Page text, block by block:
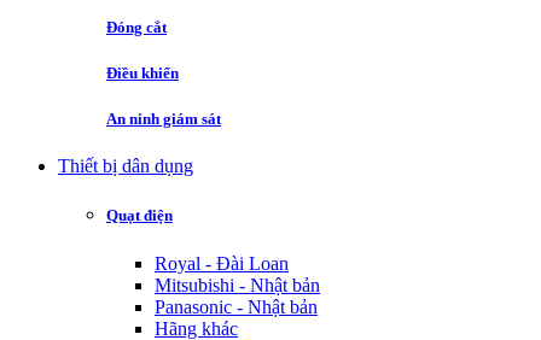
Đóng cắt
Điều khiển
An ninh giám sát
Thiết bị dân dụng
Quạt điện
Royal - Đài Loan
Mitsubishi - Nhật bản
Panasonic - Nhật bản
Hãng khác